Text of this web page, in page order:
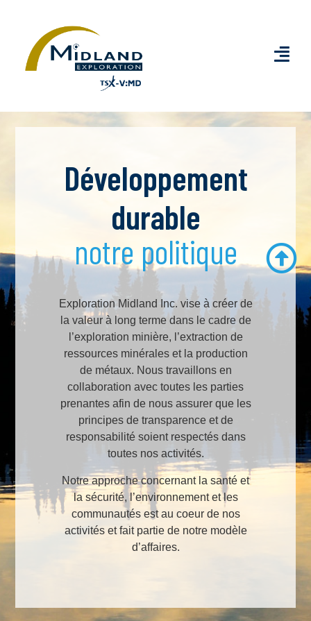
Développement
durable
notre politique
Exploration Midland Inc. vise à créer de
la valeur à long terme dans le cadre de
l’exploration minière, l’extraction de
ressources minérales et la production
de métaux. Nous travaillons en
collaboration avec toutes les parties
prenantes afin de nous assurer que les
principes de transparence et de
responsabilité soient respectés dans
toutes nos activités.
Notre approche concernant la santé et
la sécurité, l’environnement et les
communautés est au coeur de nos
activités et fait partie de notre modèle
d’affaires.